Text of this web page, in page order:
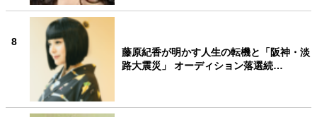
8
藤原紀香が明かす人生の転機と「阪神・淡
路大震災」 オーディション落選続…